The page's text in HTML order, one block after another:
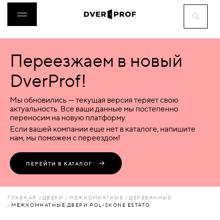
ДВЕРИ
ФУРНИТУРА
ВОРОТА
ПЕРЕГОРОДКИ
Переезжаем в новый
DverProf!
Мы обновились — текущая версия теряет свою
актуальность. Все ваши данные мы постепенно
переносим на новую платформу.
Если вашей компании еще нет в каталоге, напишите
нам, мы поможем с переездом!
ПЕРЕЙТИ В КАТАЛОГ
ГЛАВНАЯ ДВЕРИ МЕЖКОМНАТНЫЕ
ДЕРЕВЯННЫЕ
МЕЖКОМНАТНЫЕ ДВЕРИ POL-SKONE ESTATO